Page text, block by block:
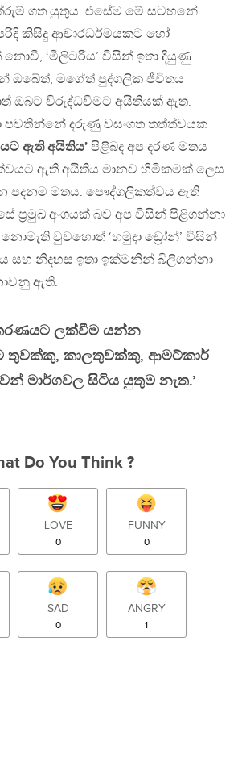
ගත යුතුය. එසේම මේ සටහනේ
කිසිදු ආචාරධර්මයකට හෝ
‘මිලිටරිය’ විසින් ඉතා දියුණු
ඔබේත්, මගේත් පුද්ගලික ජීවිතය
ඔබට විරුද්ධවීමට අයිතියක් ඇත.
පවතින්නේ දරුණු වසංගත තත්ත්වයක
ඇති අයිතිය’ පිළිබද අප දරණ මතය
ඇති අයිතිය මානව හිමිකමක් ලෙස
පදනම මතය. පෞද්ගලිකත්වය ඇති
ප්‍රමුඛ අංගයක් බව අප විසින් පිළිගන්නා
වුවහොත් ‘හමුදා ඩ්‍රෝන්’ විසින්
සහ නිදහස ඉතා ඉක්මනින් බිලිගන්නා
ඇති.
ලක්වීම යන්න
තුවක්කු, කාලතුවක්කු, ආමට්කාර්
මාර්ගවල සිටිය යුතුම නැත.’
Do You Think ?
LOVE
0
FUNNY
0
SAD
0
ANGRY
1